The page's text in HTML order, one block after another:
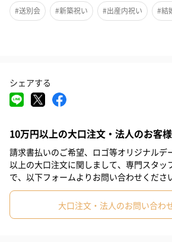
1957年創業、モンパリグルマン社の原点で
AOP認証を受けたシャラント・ポワトゥ地
界の話題をさらうこととなりました。
で試行錯誤を重ね、チョコレートとキャラ
表するチョコレートの1つとして、長く愛
す。
キャラメルとチョコレートが舌の上でゆっ
時を是非お楽しみくださいませ。
#送別会 #新築祝い #出産内祝い #結
#父の日
#サプライズ
#ホワイトデー #敬老の日 #入学祝い
#引っ越し祝い #自分へのご褒美 #退職
#弟 #妹 #姉 #息子 #娘
#部下女性 #義父 #義母
シェアする
10万円以上の大口注文・法人のお客
請求書払いのご希望、ロゴ等オリジナルデ
以上の大口注文に関しまして、専門スタッ
で、以下フォームよりお問い合わせくださ
大口注文・法人のお問い合わ